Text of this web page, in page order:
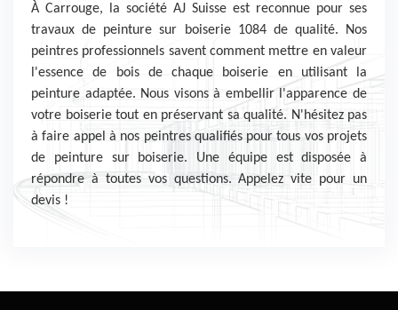
À Carrouge, la société AJ Suisse est reconnue pour ses
travaux de peinture sur boiserie 1084 de qualité. Nos
peintres professionnels savent comment mettre en valeur
l'essence de bois de chaque boiserie en utilisant la
peinture adaptée. Nous visons à embellir l'apparence de
votre boiserie tout en préservant sa qualité. N'hésitez pas
à faire appel à nos peintres qualifiés pour tous vos projets
de peinture sur boiserie. Une équipe est disposée à
répondre à toutes vos questions. Appelez vite pour un
devis !